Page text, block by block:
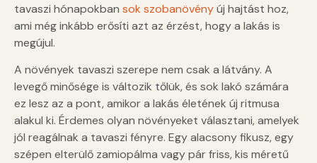
tavaszi hónapokban sok szobanövényúj hajtást hoz,
ami még inkább erősíti azt az érzést, hogy a lakás is
megújul.
A növények tavaszi szerepe nem csak a látvány. A
levegő minősége is változik tőlük, és sok lakó számára
ez lesz az a pont, amikor a lakás életének új ritmusa
alakul ki. Érdemes olyan növényeket választani, amelyek
jól reagálnak a tavaszi fényre. Egy alacsony fikusz, egy
szépen elterülő zamiopálma vagy pár friss, kis méretű